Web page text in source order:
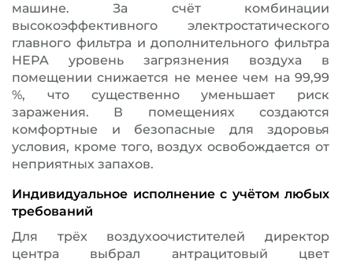
машине. За счёт комбинации
высокоэффективного электростатического
главного фильтра и дополнительного фильтра
HEPA уровень загрязнения воздуха в
помещении снижается не менее чем на 99,99
%, что существенно уменьшает риск
заражения. В помещениях создаются
комфортные и безопасные для здоровья
условия, кроме того, воздух освобождается от
неприятных запахов.
Индивидуальное исполнение с учётом любых
требований
Для трёх воздухоочистителей директор
центра выбрал антрацитовый цвет